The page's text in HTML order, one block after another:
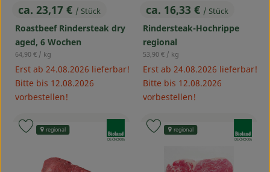
, Preis:
ca. 23,17 € / Stück
Roastbeef Rindersteak dry
aged, 6 Wochen
, Referenzpreis:
64,90 € / kg
Erst ab 24.08.2026 lieferbar!
Bitte bis 12.08.2026
vorbestellen!
, Preis:
ca. 16,33 € / Stück
Rindersteak-Hochrippe
regional
, Referenzpreis:
53,90 € / kg
Erst ab 24.08.2026 lieferbar!
Bitte bis 12.08.2026
vorbestellen!
, Kontrollstelle:
DE-ÖKO-006
regional
Produkt zu Favouriten hinzufügen
, Kontrollstelle:
DE-ÖKO-006
regional
Produkt zu Favouriten